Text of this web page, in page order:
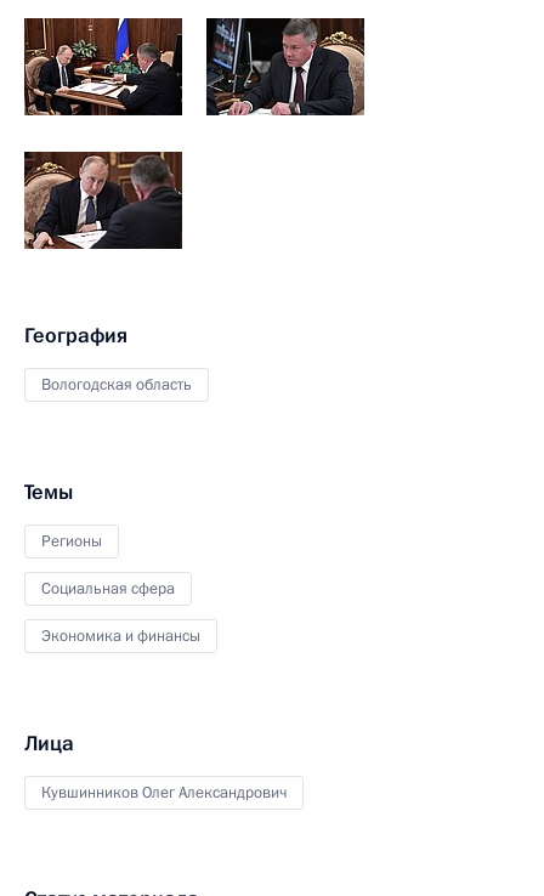
География
Вологодская область
Темы
Регионы
Социальная сфера
Экономика и финансы
Лица
Кувшинников Олег Александрович